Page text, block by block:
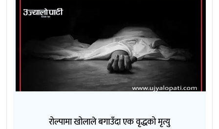
रोल्पामा खोलाले बगाउँदा एक वृद्धको मृत्यु